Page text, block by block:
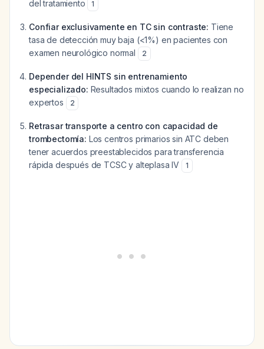
del tratamiento 1
Confiar exclusivamente en TC sin contraste: Tiene
tasa de detección muy baja (<1%) en pacientes con
examen neurológico normal
2
Depender del HINTS sin entrenamiento
especializado: Resultados mixtos cuando lo realizan no
expertos
2
Retrasar transporte a centro con capacidad de
trombectomía: Los centros primarios sin ATC deben
tener acuerdos preestablecidos para transferencia
rápida después de TCSC y alteplasa IV
1